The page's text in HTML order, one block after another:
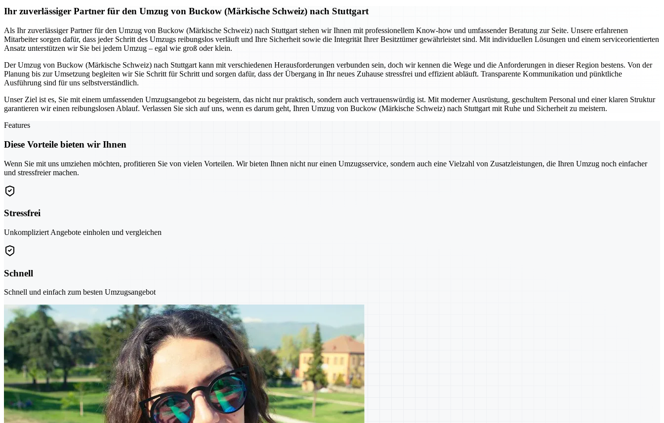
Ihr zuverlässiger Partner für den Umzug von Buckow (Märkische Schweiz) nach Stuttgart
Als Ihr zuverlässiger Partner für den Umzug von Buckow (Märkische Schweiz) nach Stuttgart stehen wir Ihnen mit professionellem Know-how und umfassender Beratung zur Seite. Unsere erfahrenen
Mitarbeiter sorgen dafür, dass jeder Schritt des Umzugs reibungslos verläuft und Ihre Sicherheit sowie die Integrität Ihrer Besitztümer gewährleistet sind. Mit individuellen Lösungen und einem serviceorientierten
Ansatz unterstützen wir Sie bei jedem Umzug – egal wie groß oder klein.
Der Umzug von Buckow (Märkische Schweiz) nach Stuttgart kann mit verschiedenen Herausforderungen verbunden sein, doch wir kennen die Wege und die Anforderungen in dieser Region bestens. Von der
Planung bis zur Umsetzung begleiten wir Sie Schritt für Schritt und sorgen dafür, dass der Übergang in Ihr neues Zuhause stressfrei und effizient abläuft. Transparente Kommunikation und pünktliche
Ausführung sind für uns selbstverständlich.
Unser Ziel ist es, Sie mit einem umfassenden Umzugsangebot zu begeistern, das nicht nur praktisch, sondern auch vertrauenswürdig ist. Mit moderner Ausrüstung, geschultem Personal und einer klaren Struktur
garantieren wir einen reibungslosen Ablauf. Verlassen Sie sich auf uns, wenn es darum geht, Ihren Umzug von Buckow (Märkische Schweiz) nach Stuttgart mit Ruhe und Sicherheit zu meistern.
Features
Diese Vorteile bieten wir Ihnen
Wenn Sie mit uns umziehen möchten, profitieren Sie von vielen Vorteilen. Wir bieten Ihnen nicht nur einen Umzugsservice, sondern auch eine Vielzahl von Zusatzleistungen, die Ihren Umzug noch einfacher
und stressfreier machen.
Stressfrei
Unkompliziert Angebote einholen und vergleichen
Schnell
Schnell und einfach zum besten Umzugsangebot